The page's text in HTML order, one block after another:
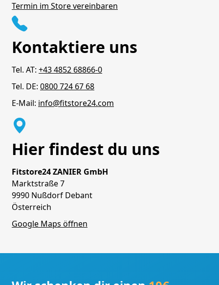
Termin im Store vereinbaren
Kontaktiere uns
Tel. AT: +43 4852 68866-0
Tel. DE: 0800 724 67 68
E-Mail: info@fitstore24.com
Hier findest du uns
Fitstore24 ZANIER GmbH
Marktstraße 7
9990 Nußdorf Debant
Österreich
Google Maps öffnen